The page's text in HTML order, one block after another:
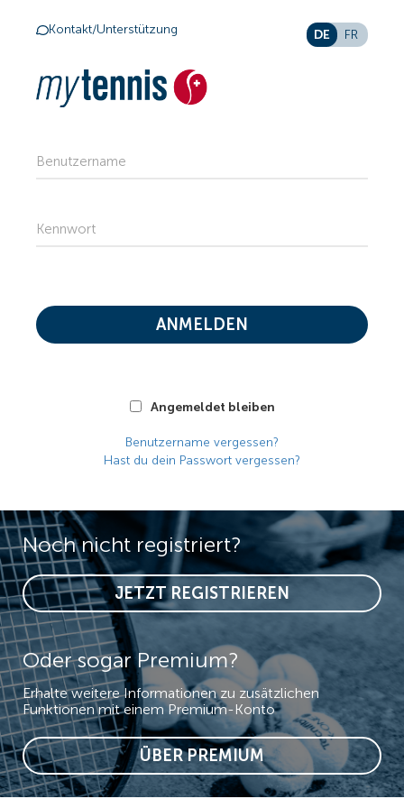
Noch nicht registriert?
JETZT REGISTRIEREN
Oder sogar Premium?
Erhalte weitere Informationen zu zusätzlichen
Funktionen mit einem Premium-Konto
ÜBER PREMIUM
Kontakt/Unterstützung DE FR
Benutzername
Kennwort
Angemeldet bleiben
ANMELDEN
Benutzername vergessen?
Hast du dein Passwort vergessen?